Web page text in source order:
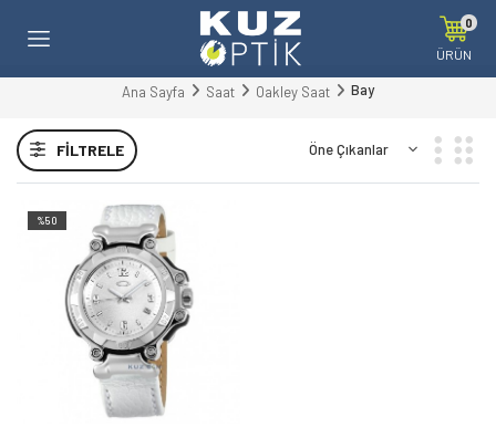
0
ÜRÜN
Ana Sayfa Saat Oakley Saat Bay
FILTRELE
%50